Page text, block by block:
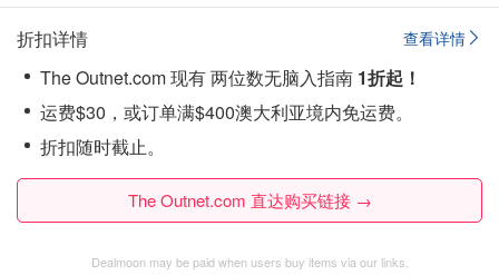
查看详情
折扣详情
The Outnet.com 现有 两位数无脑入指南 1折起！
运费$30，或订单满$400澳大利亚境内免运费。
折扣随时截止。
The Outnet.com 直达购买链接 →
Dealmoon may be paid when users buy items via our links.